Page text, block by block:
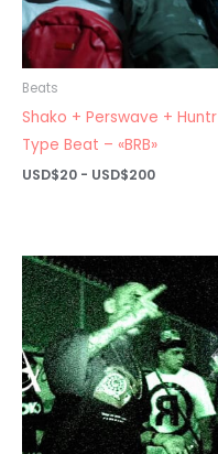
Beats
Shako + Perswave + Huntr
Type Beat – «BRB»
USD$20 - USD$200Rango
hasta
USD$200